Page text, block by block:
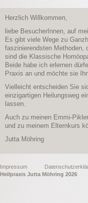
Herzlich Willkommen,
liebe BesucherInnen, auf
Es gibt viele Wege zu
faszinierendsten Methoden,
sind die Klassische
Beide habe ich erlernen
Praxis an und möchte sie
Vielleicht entscheiden Sie
einzigartigen Heilungsweg
lassen.
Auch zu meinen Emmi-
und zu meinem Elternkurs
Jutta Möhring
Impressum
Heilpraxis Jutta Möhring 2026